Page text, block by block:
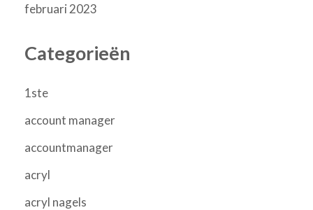
februari 2023
Categorieën
1ste
account manager
accountmanager
acryl
acryl nagels